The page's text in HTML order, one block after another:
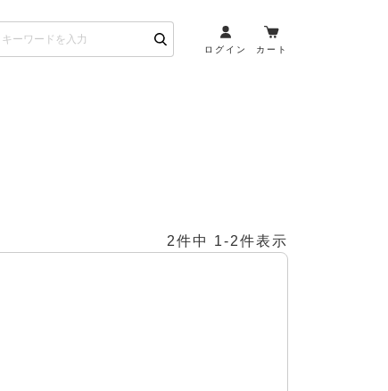
その他（クラフトビール
ログイン カート
2件中 1-2件表示